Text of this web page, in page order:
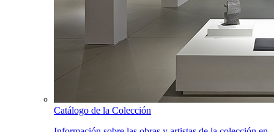
Catálogo de la Colección